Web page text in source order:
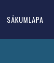
SĀKUMLAPA